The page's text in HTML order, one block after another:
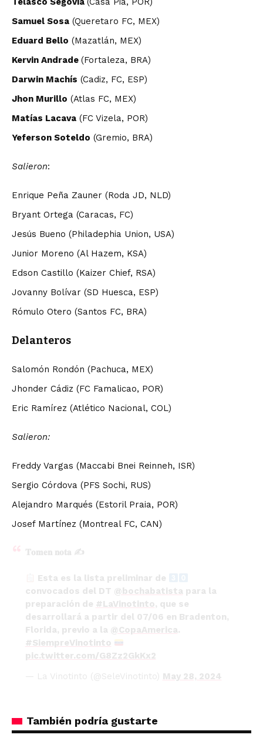
Samuel Sosa (Queretaro FC, MEX)
Eduard Bello (Mazatlán, MEX)
Kervin Andrade (Fortaleza, BRA)
Darwin Machís (Cadiz, FC, ESP)
Jhon Murillo (Atlas FC, MEX)
Matías Lacava (FC Vizela, POR)
Yeferson Soteldo (Gremio, BRA)
Salieron:
Enrique Peña Zauner (Roda JD, NLD)
Bryant Ortega (Caracas, FC)
Jesús Bueno (Philadephia Union, USA)
Junior Moreno (Al Hazem, KSA)
Edson Castillo (Kaizer Chief, RSA)
Jovanny Bolívar (SD Huesca, ESP)
Rómulo Otero (Santos FC, BRA)
Delanteros
Salomón Rondón (Pachuca, MEX)
Jhonder Cádiz (FC Famalicao, POR)
Eric Ramírez (Atlético Nacional, COL)
Salieron:
Freddy Vargas (Maccabi Bnei Reinneh, ISR)
Sergio Córdova (PFS Sochi, RUS)
Alejandro Marqués (Estoril Praia, POR)
Josef Martínez (Montreal FC, CAN)
𝐓𝐨𝐦𝐞𝐧 𝐧𝐨𝐭𝐚 ✍️
Esta es la lista preliminar de
convocados del DT @bochabatista para la
preparación de #LaVinotinto , que se
desarrollará a partir del 07/06 en Bradenton,
Florida, previo a la @CopaAmerica.
#SiempreVinotinto
pic.twitter.com/G8Zz2GkKx2
— La Vinotinto (@SeleVinotinto) May 28, 2024
También podría gustarte